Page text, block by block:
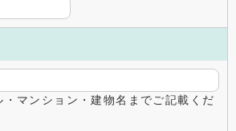
マンション・建物名までご記載くだ